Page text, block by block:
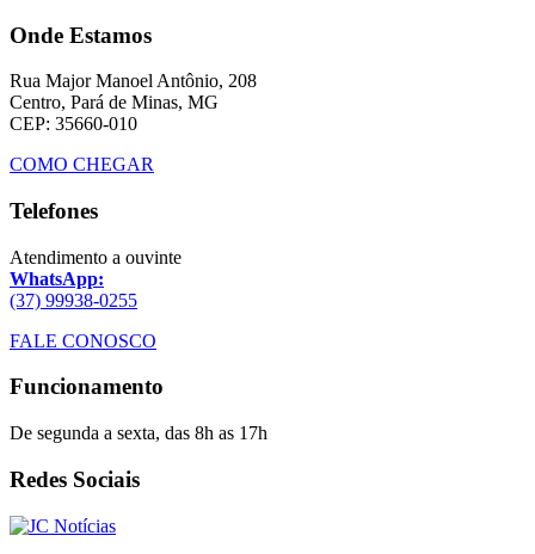
Onde Estamos
Rua Major Manoel Antônio, 208
Centro, Pará de Minas, MG
CEP: 35660-010
COMO CHEGAR
Telefones
Atendimento a ouvinte
WhatsApp:
(37) 99938-0255
FALE CONOSCO
Funcionamento
De segunda a sexta, das 8h as 17h
Redes Sociais